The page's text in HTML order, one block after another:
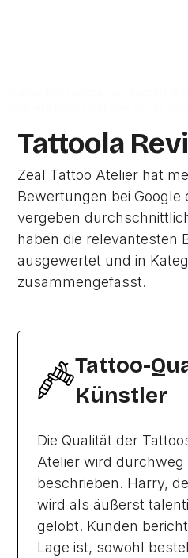
Tattoola
Zeal Tattoo Atelier hat
Bewertungen bei Google
vergeben
haben die relevantesten
ausgewertet und in
zusammengefasst.
Tattoo-
Künstler
Die Qualität der
Atelier wird
beschrieben. Harry,
wird als äußerst
gelobt. Kunden
Lage ist, sowohl